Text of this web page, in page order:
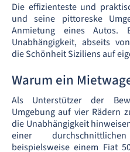
Die effizienteste und
und seine pittoreske
Anmietung eines Autos.
Unabhängigkeit, abseits
die Schönheit Siziliens auf
Warum ein
Als Unterstützer der
Umgebung auf vier Rädern
die Unabhängigkeit
einer
beispielsweise einem Fiat